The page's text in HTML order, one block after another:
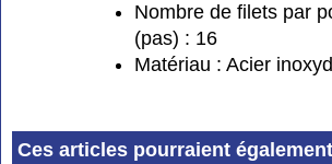
Nombre de filets par
(pas) : 16
Matériau : Acier
Ces articles pourraient